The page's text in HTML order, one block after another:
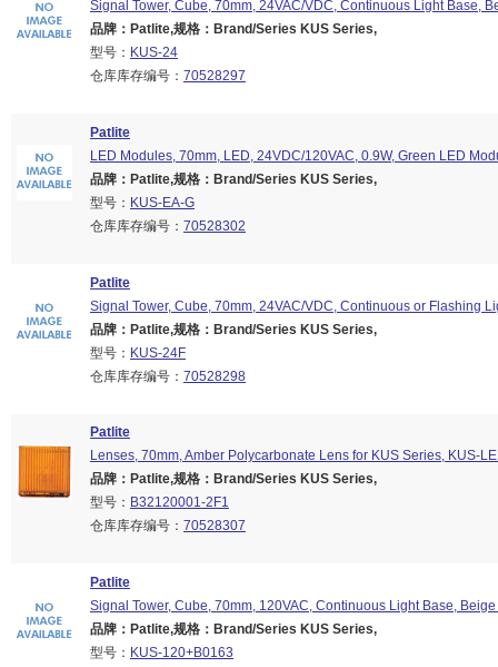
Signal Tower, Cube, 70mm, 24VAC/VDC, Continuous Light Base,
品牌：Patlite,规格：Brand/Series KUS Series,
型号： KUS-24
仓库库存编号： 70528297
Patlite
LED Modules, 70mm, LED, 24VDC/120VAC, 0.9W, Green LED
品牌：Patlite,规格：Brand/Series KUS Series,
型号： KUS-EA-G
仓库库存编号： 70528302
Patlite
Signal Tower, Cube, 70mm, 24VAC/VDC, Continuous or Flashing
品牌：Patlite,规格：Brand/Series KUS Series,
型号： KUS-24F
仓库库存编号： 70528298
Patlite
Lenses, 70mm, Amber Polycarbonate Lens for KUS Series, KUS-
品牌：Patlite,规格：Brand/Series KUS Series,
型号： B32120001-2F1
仓库库存编号： 70528307
Patlite
Signal Tower, Cube, 70mm, 120VAC, Continuous Light Base,
品牌：Patlite,规格：Brand/Series KUS Series,
型号： KUS-120+B0163